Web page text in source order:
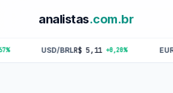
analistas.com.br
BRL R$ 5,11 +0,20% EUR/BRL R$